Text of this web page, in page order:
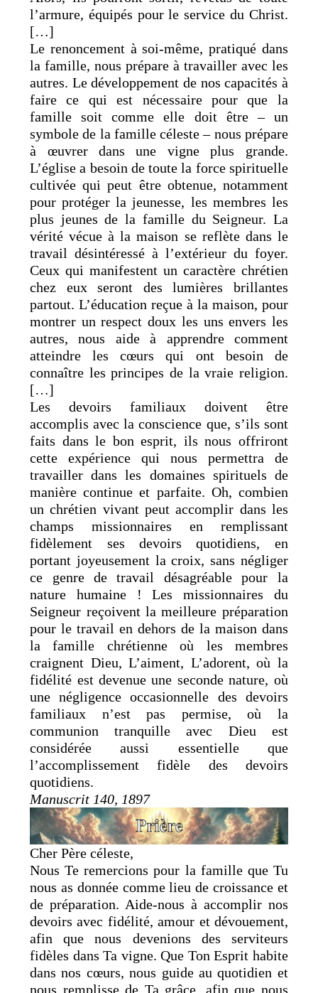
l’armure, équipés pour le service du Christ.
[…]
Le renoncement à soi-même, pratiqué dans
la famille, nous prépare à travailler avec les
autres. Le développement de nos capacités à
faire ce qui est nécessaire pour que la
famille soit comme elle doit être – un
symbole de la famille céleste – nous prépare
à œuvrer dans une vigne plus grande.
L’église a besoin de toute la force spirituelle
cultivée qui peut être obtenue, notamment
pour protéger la jeunesse, les membres les
plus jeunes de la famille du Seigneur. La
vérité vécue à la maison se reflète dans le
travail désintéressé à l’extérieur du foyer.
Ceux qui manifestent un caractère chrétien
chez eux seront des lumières brillantes
partout. L’éducation reçue à la maison, pour
montrer un respect doux les uns envers les
autres, nous aide à apprendre comment
atteindre les cœurs qui ont besoin de
connaître les principes de la vraie religion.
[…]
Les devoirs familiaux doivent être
accomplis avec la conscience que, s’ils sont
faits dans le bon esprit, ils nous offriront
cette expérience qui nous permettra de
travailler dans les domaines spirituels de
manière continue et parfaite. Oh, combien
un chrétien vivant peut accomplir dans les
champs missionnaires en remplissant
fidèlement ses devoirs quotidiens, en
portant joyeusement la croix, sans négliger
ce genre de travail désagréable pour la
nature humaine ! Les missionnaires du
Seigneur reçoivent la meilleure préparation
pour le travail en dehors de la maison dans
la famille chrétienne où les membres
craignent Dieu, L’aiment, L’adorent, où la
fidélité est devenue une seconde nature, où
une négligence occasionnelle des devoirs
familiaux n’est pas permise, où la
communion tranquille avec Dieu est
considérée aussi essentielle que
l’accomplissement fidèle des devoirs
quotidiens.
Manuscrit 140, 1897
Cher Père céleste,
Nous Te remercions pour la famille que Tu
nous as donnée comme lieu de croissance et
de préparation. Aide-nous à accomplir nos
devoirs avec fidélité, amour et dévouement,
afin que nous devenions des serviteurs
fidèles dans Ta vigne. Que Ton Esprit habite
dans nos cœurs, nous guide au quotidien et
nous remplisse de Ta grâce, afin que nous